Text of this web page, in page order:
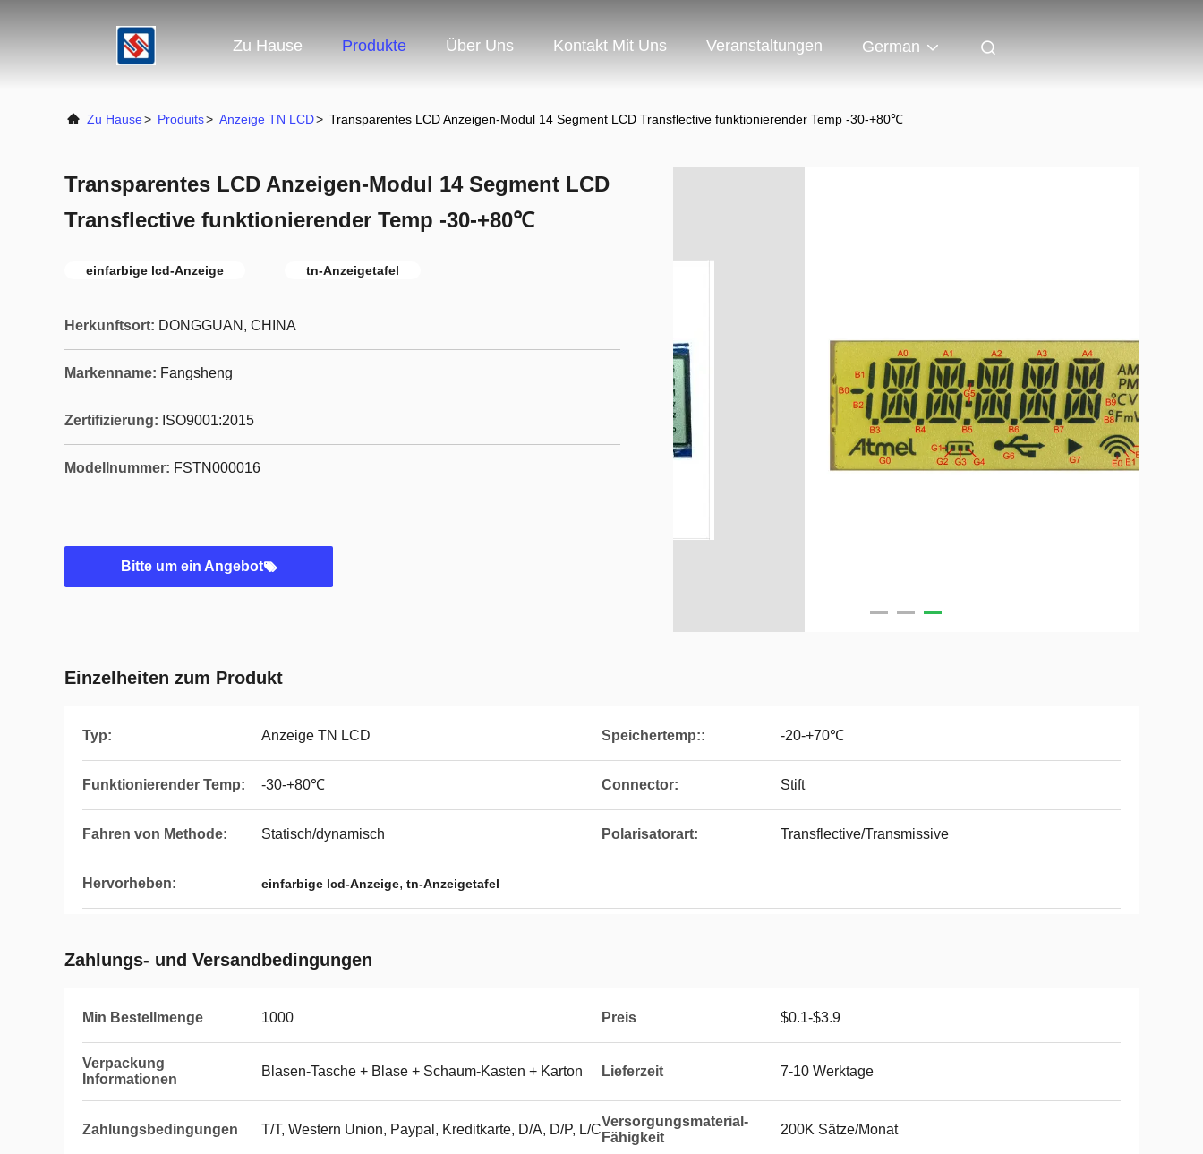
Zu Hause Produkte Über Uns Kontakt Mit Uns Veranstaltungen German
Zu Hause> Produits> Anzeige TN LCD> Transparentes LCD Anzeigen-Modul 14 Segment LCD Transflective funktionierender Temp -30-+80℃
Transparentes LCD Anzeigen-Modul 14 Segment LCD
Transflective funktionierender Temp -30-+80℃
einfarbige lcd-Anzeige tn-Anzeigetafel
Herkunftsort: DONGGUAN, CHINA
Markenname: Fangsheng
Zertifizierung: ISO9001:2015
Modellnummer: FSTN000016
Bitte um ein Angebot
Einzelheiten zum Produkt
Typ: Anzeige TN LCD Speichertemp:: -20-+70℃
Funktionierender Temp: -30-+80℃ Connector: Stift
Fahren von Methode: Statisch/dynamisch Polarisatorart: Transflective/Transmissive
Hervorheben: einfarbige lcd-Anzeige, tn-Anzeigetafel
Zahlungs- und Versandbedingungen
Min Bestellmenge 1000 Preis $0.1-$3.9
Verpackung
Informationen
Blasen-Tasche + Blase + Schaum-Kasten + Karton Lieferzeit 7-10 Werktage
Zahlungsbedingungen T/T, Western Union, Paypal, Kreditkarte, D/A, D/P, L/C
Versorgungsmaterial-
Fähigkeit
200K Sätze/Monat